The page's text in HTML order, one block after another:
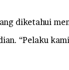
diketahui
“Pelaku